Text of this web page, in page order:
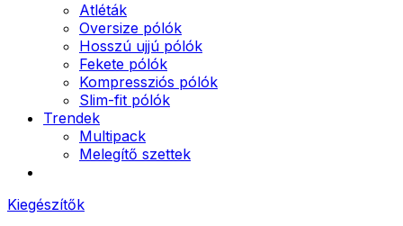
Atléták
Oversize pólók
Hosszú ujjú pólók
Fekete pólók
Kompressziós pólók
Slim-fit pólók
Trendek
Multipack
Melegítő szettek
Kiegészítők